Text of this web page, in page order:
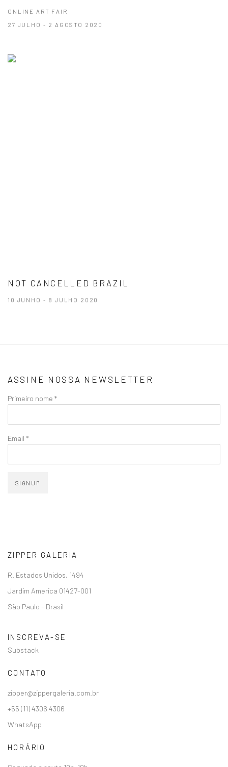
ONLINE ART FAIR
27 JULHO - 2 AGOSTO 2020
NOT CANCELLED BRAZIL
10 JUNHO - 8 JULHO 2020
ASSINE NOSSA NEWSLETTER
Primeiro nome *
Email *
SIGNUP
ZIPPER GALERIA
R. Estados Unidos, 1494
Jardim America 01427-001
São Paulo - Brasil
INSCREVA-SE
Substack
CONTATO
zipper@zippergaleria.com.br
+55 (11) 4306 4306
WhatsApp
HORÁRIO